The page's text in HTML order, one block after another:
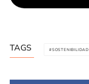
TAGS SOSTENIBILIDAD